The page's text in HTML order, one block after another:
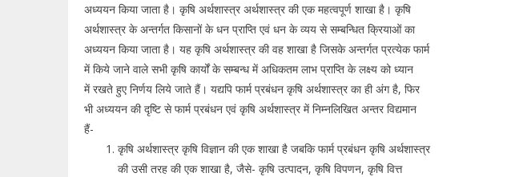
अध्ययन किया जाता है। कृषि अर्थशास्त्र अर्थशास्त्र की एक महत्वपूर्ण शाखा है। कृषि
अर्थशास्त्र के अन्तर्गत किसानों के धन प्राप्ति एवं धन के व्यय से सम्बन्धित क्रियाओं का
अध्ययन किया जाता है। यह कृषि अर्थशास्त्र की वह शाखा है जिसके अन्तर्गत प्रत्येक फार्म
में किये जाने वाले सभी कृषि कार्यों के सम्बन्ध में अधिकतम लाभ प्राप्ति के लक्ष्य को ध्यान
में रखते हुए निर्णय लिये जाते हैं। यद्यपि फार्म प्रबंधन कृषि अर्थशास्त्र का ही अंग है, फिर
भी अध्ययन की दृष्टि से फार्म प्रबंधन एवं कृषि अर्थशास्त्र में निम्नलिखित अन्तर विद्यमान
हैं-
कृषि अर्थशास्त्र कृषि विज्ञान की एक शाखा है जबकि फार्म प्रबंधन कृषि अर्थशास्त्र
की उसी तरह की एक शाखा है, जैसे- कृषि उत्पादन, कृषि विपणन, कृषि वित्त